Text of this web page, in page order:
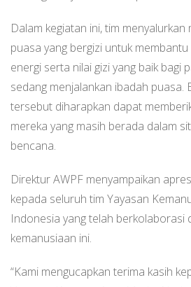
Dalam kegiatan ini, tim
puasa yang bergizi untuk
energi serta nilai gizi yang baik bagi
sedang menjalankan ibadah puasa.
tersebut diharapkan dapat
mereka yang masih berada dalam
bencana.
Direktur AWPF menyampaikan
kepada seluruh tim Yayasan
Indonesia yang telah berkolaborasi
kemanusiaan ini.
“Kami mengucapkan terima kasih